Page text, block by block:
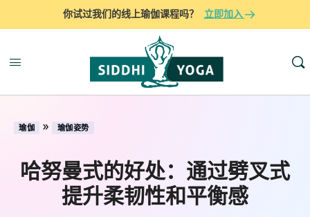
你试过我们的线上瑜伽课程吗？ 立即加入
瑜伽 » 瑜伽姿势
哈努曼式的好处：通过劈叉式
提升柔韧性和平衡感